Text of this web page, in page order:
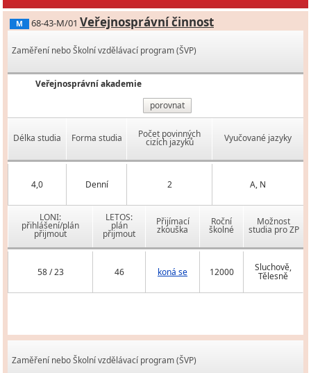
M 68-43-M/01 Veřejnosprávní činnost
Zaměření nebo Školní vzdělávací program (ŠVP)
Veřejnosprávní akademie
porovnat
Délka studia Forma studia Počet povinných
cizích jazyků Vyučované jazyky
4,0 Denní 2 A, N
LONI:
přihlášení/plán
přijmout
LETOS:
plán
přijmout
Přijímací
zkouška
Roční
školné
Možnost
studia pro ZP
58 / 23 46 koná se 12000 Sluchově,
Tělesně
Zaměření nebo Školní vzdělávací program (ŠVP)